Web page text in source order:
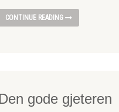
CONTINUE READING
Den gode gjeteren